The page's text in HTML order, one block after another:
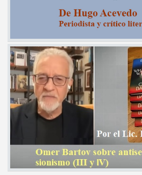
Noticias en el Tiempo...